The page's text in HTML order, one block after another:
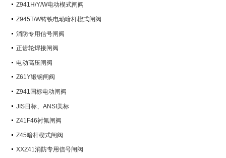
Z941H/Y/W电动楔式闸阀
Z945T/W铸铁电动暗杆楔式闸阀
消防专用信号闸阀
正齿轮焊接闸阀
电动高压闸阀
Z61Y锻钢闸阀
Z941国标电动闸阀
JIS日标、ANSI美标
Z41F46衬氟闸阀
Z45暗杆楔式闸阀
XXZ41消防专用信号闸阀